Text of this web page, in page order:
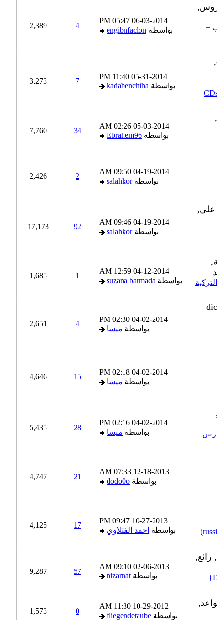
+
06-03-2014
05:47 PM
بواسطةengibnfaclon
2,389
05-31-2014
11:40 PM
بواسطةkadabenchiha
3,273
05-03-2014
02:26 AM
بواسطةEbrahem96
34
7,760
04-19-2014
09:50 AM
بواسطةsalahkor
2,426
04-19-2014
09:46 AM
بواسطةsalahkor
92
17,173
04-12-2014
12:59 AM
بواسطةsuzana barmada
1,685
04-02-2014
02:30 PM
بواسطةميسا
2,651
04-02-2014
02:18 PM
بواسطةميسا
15
4,646
04-02-2014
02:16 PM
بواسطةميسا
28
5,435
12-18-2013
07:33 AM
بواسطةdodo0o
21
4,747
10-27-2013
09:47 PM
بواسطةاحمد الفتلاوي
17
4,125
02-06-2013
09:10 AM
بواسطةnizarnat
57
9,287
10-29-2012
11:30 AM
بواسطةfliegendetaube
1,573